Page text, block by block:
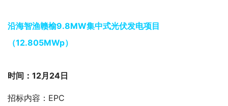
沿海智渔赣榆9.8MW集中式光伏发电项目
（12.805MWp）
时间：12月24日
招标内容：EPC